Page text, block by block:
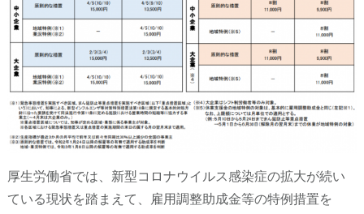
厚生労働省では、新型コロナウイルス感染症の拡大が続い
ている現状を踏まえて、雇用調整助成金等の特例措置を